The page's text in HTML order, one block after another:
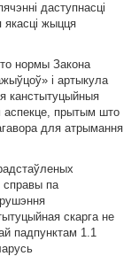
даступнасці
якасці жыцця
нормы Закона
і артыкула
канстытуцыйныя
аспекце, прытым што
для атрымання
справы па
скарга не
падпунктам 1.1